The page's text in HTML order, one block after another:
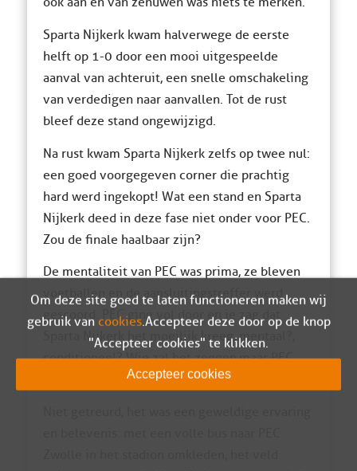
Sparta Nijkerk kwam halverwege de eerste
helft op 1-0 door een mooi uitgespeelde
aanval van achteruit, een snelle omschakeling
van verdedigen naar aanvallen. Tot de rust
bleef deze stand ongewijzigd.
Na rust kwam Sparta Nijkerk zelfs op twee nul:
een goed voorgegeven corner die prachtig
hard werd ingekopt! Wat een stand en Sparta
Nijkerk deed in deze fase niet onder voor PEC.
Zou de finale haalbaar zijn?
De mentaliteit van PEC was prima, ze bleven
voetballen en de aansluitingstreffer werd
gescoord. PEC ging vol door en je zag dat
Sparta Nijkerk het moeilijk kreeg, mentaal?,
conditioneel? Wie zal het zeggen, maar PEC
won de wedstrijd uiteindelijk met 4-2.
Om deze site goed te laten functioneren maken wij
gebruik van cookies. Accepteer deze door op de knop
"Accepteer cookies" te klikken.
Accepteer cookies